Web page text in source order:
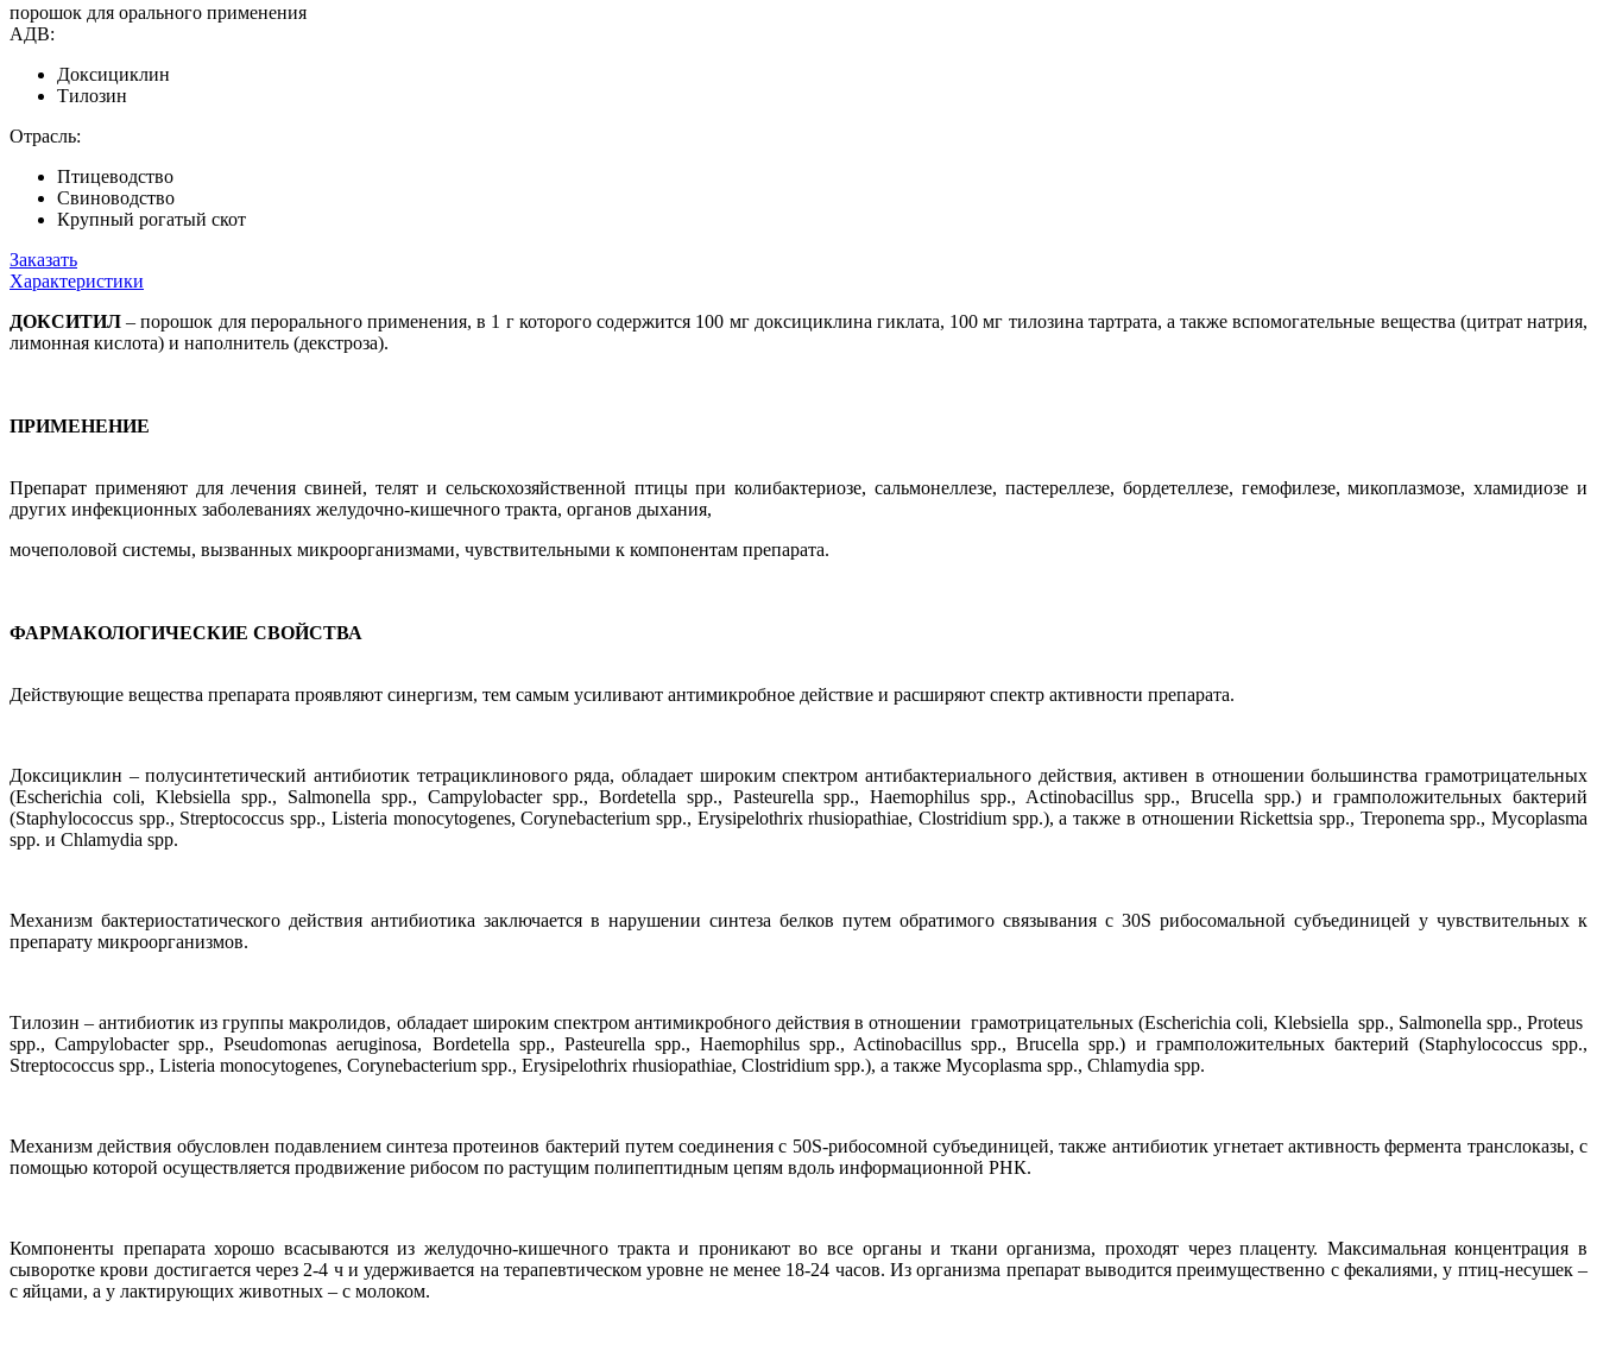
порошок для орального применения
АДВ:
Доксициклин
Тилозин
Отрасль:
Птицеводство
Свиноводство
Крупный рогатый скот
Заказать
Характеристики
ДОКСИТИЛ – порошок для перорального применения, в 1 г которого содержится 100 мг доксициклина гиклата, 100 мг тилозина тартрата, а также вспомогательные вещества (цитрат натрия,
лимонная кислота) и наполнитель (декстроза).
ПРИМЕНЕНИЕ
Препарат применяют для лечения свиней, телят и сельскохозяйственной птицы при колибактериозе, сальмонеллезе, пастереллезе, бордетеллезе, гемофилезе, микоплазмозе, хламидиозе и
других инфекционных заболеваниях желудочно-кишечного тракта, органов дыхания,
мочеполовой системы, вызванных микроорганизмами, чувствительными к компонентам препарата.
ФАРМАКОЛОГИЧЕСКИЕ СВОЙСТВА
Действующие вещества препарата проявляют синергизм, тем самым усиливают антимикробное действие и расширяют спектр активности препарата.
Доксициклин – полусинтетический антибиотик тетрациклинового ряда, обладает широким спектром антибактериального действия, активен в отношении большинства грамотрицательных
(Esсherichia coli, Klebsiella spp., Salmonella spp., Campylobacter spp., Bordetella spp., Pasteurella spp., Haemophilus spp., Actinobacillus spp., Brucella spp.) и грамположительных бактерий
(Staphylococcus spp., Streptococcus spp., Listeria monocytogenes, Corynebacterium spp., Erysipelothrix rhusiopathiae, Clostridium spp.), а также в отношении Rickettsia spp., Treponema spp., Mycoplasma
spp. и Chlamydia spp.
Механизм бактериостатического действия антибиотика заключается в нарушении синтеза белков путем обратимого связывания с 30S рибосомальной субъединицей у чувствительных к
препарату микроорганизмов.
Тилозин – антибиотик из группы макролидов, обладает широким спектром антимикробного действия в отношении грамотрицательных (Escherichia coli, Klebsiella spp., Salmonella spp., Proteus
spp., Campylobacter spp., Pseudomonas aeruginosa, Bordetella spp., Pasteurella spp., Haemophilus spp., Actinobacillus spp., Brucella spp.) и грамположительных бактерий (Staphylococcus spp.,
Streptococcus spp., Listeria monocytogenes, Corynebacterium spp., Erysipelothrix rhusiopathiae, Clostridium spp.), а также Mycoplasma spp., Chlamydia spp.
Механизм действия обусловлен подавлением синтеза протеинов бактерий путем соединения с 50S-рибосомной субъединицей, также антибиотик угнетает активность фермента транслоказы, с
помощью которой осуществляется продвижение рибосом по растущим полипептидным цепям вдоль информационной РНК.
Компоненты препарата хорошо всасываются из желудочно-кишечного тракта и проникают во все органы и ткани организма, проходят через плаценту. Максимальная концентрация в
сыворотке крови достигается через 2-4 ч и удерживается на терапевтическом уровне не менее 18-24 часов. Из организма препарат выводится преимущественно с фекалиями, у птиц-несушек –
с яйцами, а у лактирующих животных – с молоком.